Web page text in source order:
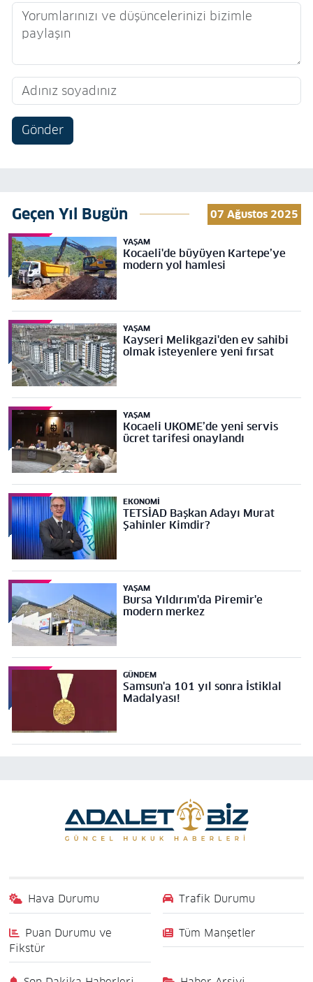
Gönder
Geçen Yıl Bugün 07 Ağustos 2025
YAŞAM
Kocaeli'de büyüyen Kartepe’ye
modern yol hamlesi
YAŞAM
Kayseri Melikgazi'den ev sahibi
olmak isteyenlere yeni fırsat
YAŞAM
Kocaeli UKOME’de yeni servis
ücret tarifesi onaylandı
EKONOMI
TETSİAD Başkan Adayı Murat
Şahinler Kimdir?
YAŞAM
Bursa Yıldırım'da Piremir'e
modern merkez
GÜNDEM
Samsun'a 101 yıl sonra İstiklal
Madalyası!
Hava Durumu Trafik Durumu
Puan Durumu ve
Fikstür
Tüm Manşetler